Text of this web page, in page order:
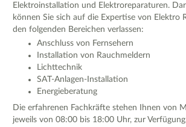
Elektroinstallation und Elektroreparaturen.
können Sie sich auf die Expertise von Elektro
den folgenden Bereichen verlassen:
Anschluss von Fernsehern
Installation von Rauchmeldern
Lichttechnik
SAT-Anlagen-Installation
Energieberatung
Die erfahrenen Fachkräfte stehen Ihnen von
jeweils von 08:00 bis 18:00 Uhr, zur